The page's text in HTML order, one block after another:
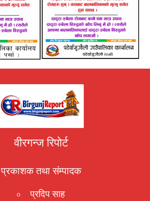
वीरगन्ज रिपोर्ट
प्रकाशक तथा संम्पादक
प्रदिप साह